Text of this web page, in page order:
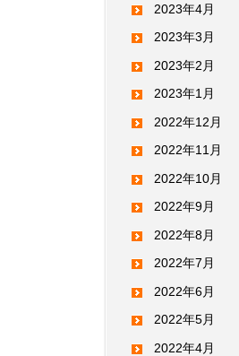
2023年4月
2023年3月
2023年2月
2023年1月
2022年12月
2022年11月
2022年10月
2022年9月
2022年8月
2022年7月
2022年6月
2022年5月
2022年4月